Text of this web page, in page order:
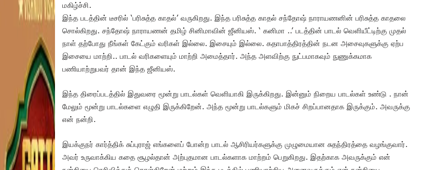
மகிழ்ச்சி.
இந்த படத்தின் டீசரில் ‘பரிசுத்த காதல்’ வருகிறது. இந்த பரிசுத்த காதல் சந்தோஷ் நாராயணனின் பரிசுத்த காதலை
சொல்கிறது. சந்தோஷ் நாராயணன் தமிழ் சினிமாவின் ஜீனியஸ். ‘ கனிமா ..’ படத்தின் பாடல் வெளியீட்டிற்கு முதல்
நாள் தற்போது நீங்கள் கேட்கும் வரிகள் இல்லை. இசையும் இல்லை. கதாபாத்திரத்தின் நடன அசைவுகளுக்கு ஏற்ப
இசையை மாற்றி.. பாடல் வரிகளையும் மாற்றி அமைத்தார். அந்த அளவிற்கு நுட்பமாகவும் நுணுக்கமாக
பணியாற்றுபவர் தான் இந்த ஜீனியஸ்.
இந்த திரைப்படத்தில் இதுவரை மூன்று பாடல்கள் வெளியாகி இருக்கிறது. இன்னும் நிறைய பாடல்கள் உண்டு . நான்
மேலும் மூன்று பாடல்களை எழுதி இருக்கிறேன். அந்த மூன்று பாடல்களும் மிகச் சிறப்பானதாக இருக்கும். அவருக்கு
என் நன்றி.
இயக்குநர் கார்த்திக் சுப்புராஜ் எங்களைப் போன்ற பாடல் ஆசிரியர்களுக்கு முழுமையான சுதந்திரத்தை வழங்குவார்.
அவர் உருவாக்கிய கதை சூழல்தான் அற்புதமான பாடல்களாக மாற்றம் பெறுகிறது. இதற்காக அவருக்கும் என்